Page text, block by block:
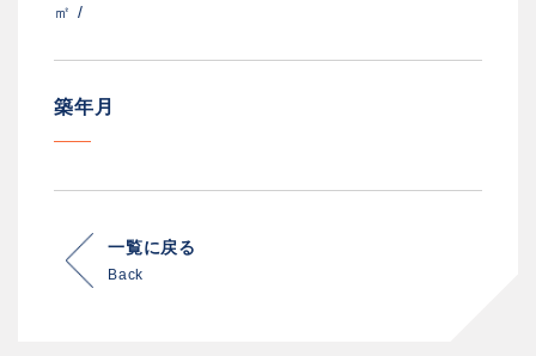
㎡ /
築年月
一覧に戻る
Back